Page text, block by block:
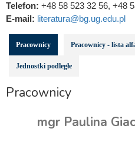
Telefon: +48 58 523 32 56, +48
E-mail: literatura@bg.ug.edu.pl
Pracownicy Pracownicy - lista
Jednostki podległe
Pracownicy
mgr Paulina